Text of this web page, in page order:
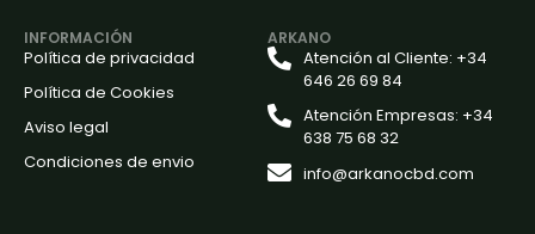
INFORMACIÓN
Política de privacidad
Política de Cookies
Aviso legal
Condiciones de envio
ARKANO
Atención al Cliente: +34
646 26 69 84
Atención Empresas: +34
638 75 68 32
info@arkanocbd.com